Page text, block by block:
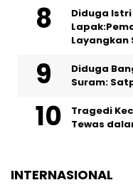
‎Diduga
Layangkan
Diduga
Suram:
Tragedi
Tewas
INTERNASIONAL